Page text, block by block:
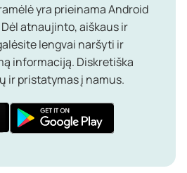
yra prieinama Android
atnaujinto, aiškaus ir
lengvai naršyti ir
informaciją. Diskretiška
ir pristatymas į namus.